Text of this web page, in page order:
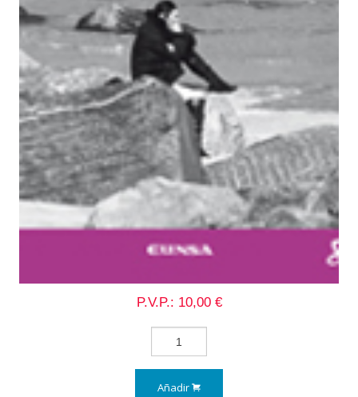
P.V.P.: 10,00 €
Añadir